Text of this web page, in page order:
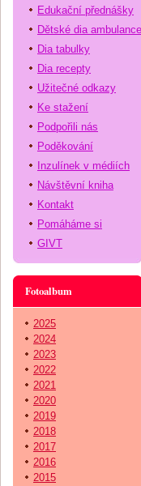
Edukační přednášky
Dětské dia ambulance
Dia tabulky
Dia recepty
Užitečné odkazy
Ke stažení
Podpořili nás
Poděkování
Inzulínek v médiích
Návštěvní kniha
Kontakt
Pomáháme si
GIVT
Fotoalbum
2025
2024
2023
2022
2021
2020
2019
2018
2017
2016
2015